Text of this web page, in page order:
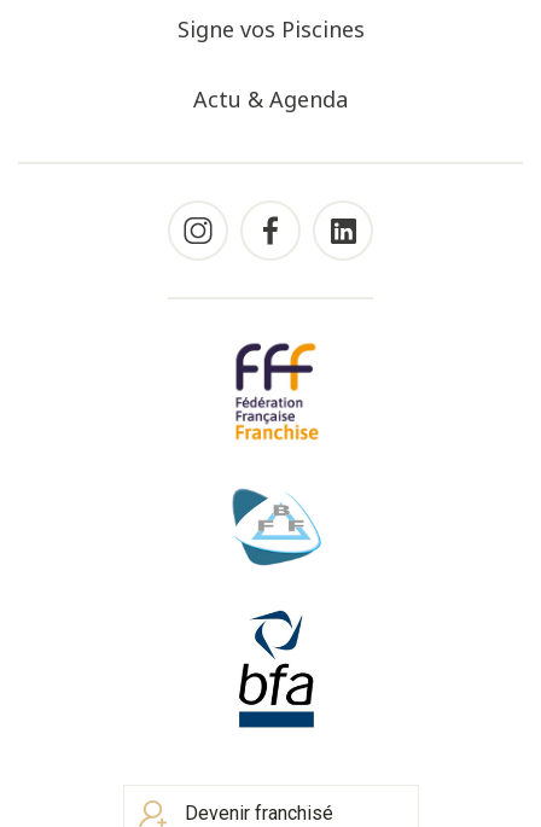
Signe vos Piscines
Actu & Agenda
Devenir franchisé